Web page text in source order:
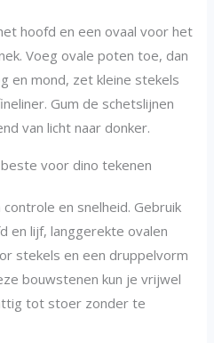
hoofd en een ovaal voor het
Voeg ovale poten toe, dan
en mond, zet kleine stekels
Gum de schetslijnen
van licht naar donker.
voor dino tekenen
en snelheid. Gebruik
en lijf, langgerekte ovalen
stekels en een druppelvorm
bouwstenen kun je vrijwel
tot stoer zonder te